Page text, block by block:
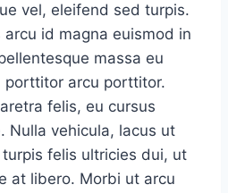
vel, eleifend sed turpis.
id magna euismod in
massa eu
porttitor arcu porttitor.
felis, eu cursus
Nulla vehicula, lacus ut
felis ultricies dui, ut
at libero. Morbi ut arcu